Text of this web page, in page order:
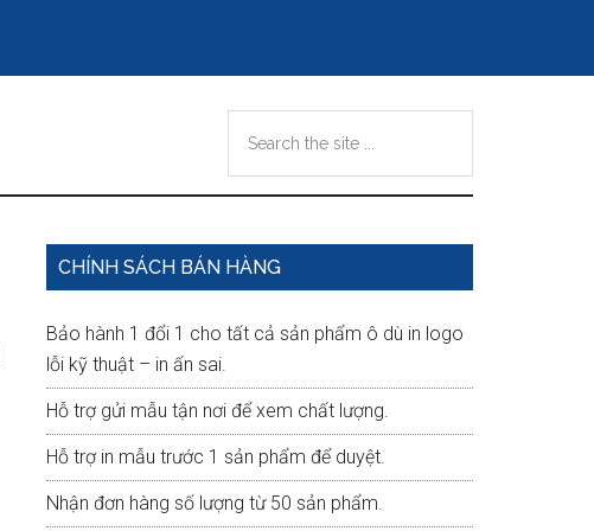
the
Primary
CHÍNH SÁCH BÁN HÀNG
Bảo hành 1 đổi 1 cho tất cả sản phẩm ô dù in logo
lỗi kỹ thuật – in ấn sai.
Hỗ trợ gửi mẫu tận nơi để xem chất lượng.
Hỗ trợ in mẫu trước 1 sản phẩm để duyệt.
Nhận đơn hàng số lượng từ 50 sản phẩm.